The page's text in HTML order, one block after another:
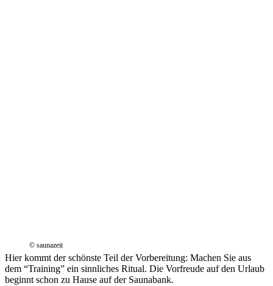
© saunazeit
Hier kommt der schönste Teil der Vorbereitung: Machen Sie aus
dem “Training” ein sinnliches Ritual. Die Vorfreude auf den Urlaub
beginnt schon zu Hause auf der Saunabank.